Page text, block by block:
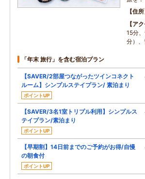
住所
ア
15分
分）
「年末 旅行」を含む宿泊プラン
【SAVER/2部屋つながったツインコネクト
ルーム】シンプルステイプラン/ 素泊まり
ポイントUP
【SAVER/3名1室トリプル利用】シンプルス
テイプラン/素泊まり
ポイントUP
【早期割】14日前までのご予約がお得/自慢
の朝食付
ポイントUP